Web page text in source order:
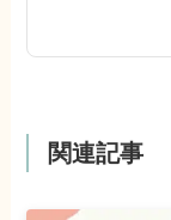
関連記事